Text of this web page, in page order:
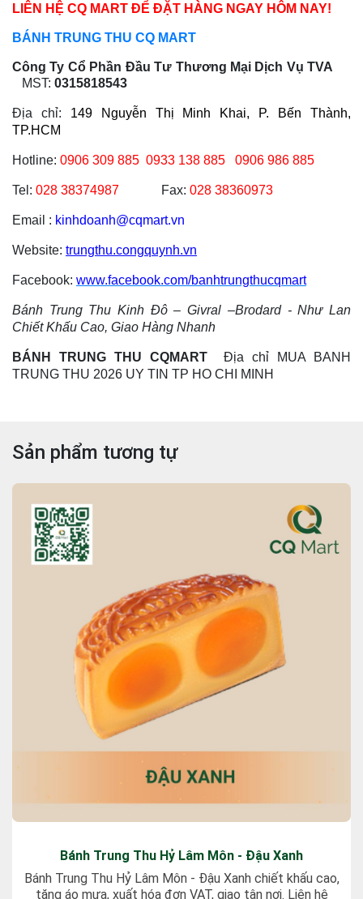
LIÊN HỆ CQ MART ĐỂ ĐẶT HÀNG NGAY HÔM NAY!
BÁNH TRUNG THU CQ MART
Công Ty Cổ Phần Đầu Tư Thương Mại Dịch Vụ TVA
MST: 0315818543
Địa chỉ:
149 Nguyễn Thị Minh Khai, P. Bến Thành,
TP.HCM
Hotline: 0906 309 885 0933 138 885 0906 986 885
Tel: 028 38374987 Fax: 028 38360973
Email : kinhdoanh@cqmart.vn
Website: trungthu.congquynh.vn
Facebook: www.facebook.com/banhtrungthucqmart
Bánh Trung Thu Kinh Đô – Givral –Brodard - Như Lan
Chiết Khấu Cao, Giao Hàng Nhanh
BÁNH TRUNG THU CQMART
Địa chỉ MUA BANH
TRUNG THU 2026 UY TIN TP HO CHI MINH
Sản phẩm tương tự
Bánh Trung Thu Hỷ Lâm Môn - Đậu Xanh
Bánh Trung Thu Hỷ Lâm Môn - Đậu Xanh chiết khấu cao,
tặng áo mưa, xuất hóa đơn VAT, giao tận nơi. Liên hệ